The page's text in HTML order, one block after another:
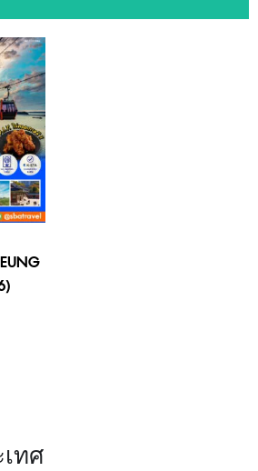
ทัวร์แนะนำ
ที่ยวหลากหลายประเทศ ด้วยโปรแกรมทัวร์
ภาพจาก SBA Travel
ทศ